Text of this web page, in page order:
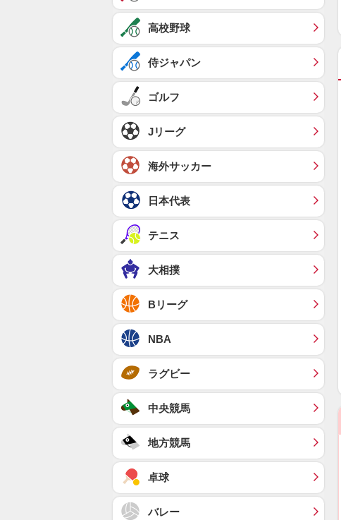
高校野球
侍ジャパン
ゴルフ
Jリーグ
海外サッカー
日本代表
テニス
大相撲
Bリーグ
NBA
ラグビー
中央競馬
地方競馬
卓球
バレー